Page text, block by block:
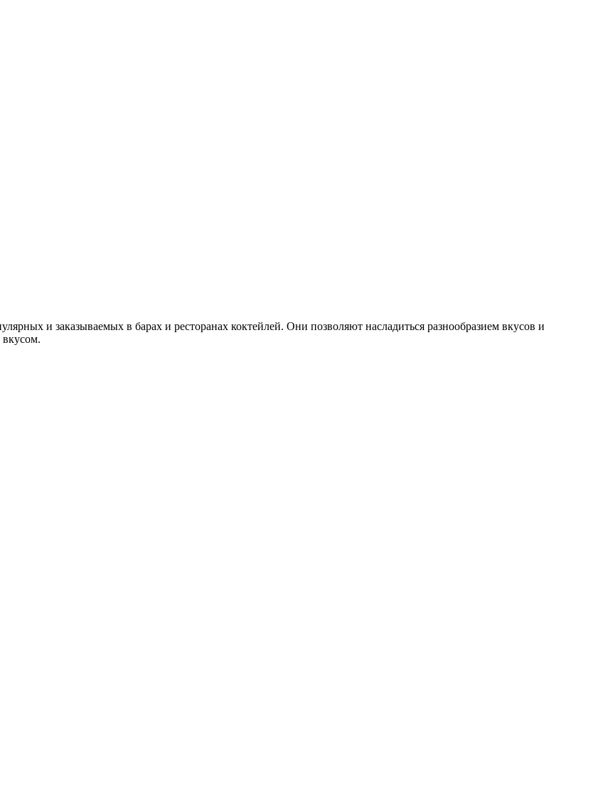
и заказываемых в барах и ресторанах коктейлей. Они позволяют насладиться разнообразием вкусов и
вкусом.